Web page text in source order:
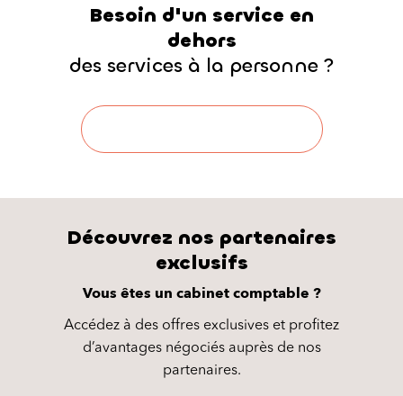
Besoin d'un service en
dehors
des services à la personne ?
Découvrez nos partenaires
exclusifs
Vous êtes un cabinet comptable ?
Accédez à des offres exclusives et profitez
d’avantages négociés auprès de nos
partenaires.